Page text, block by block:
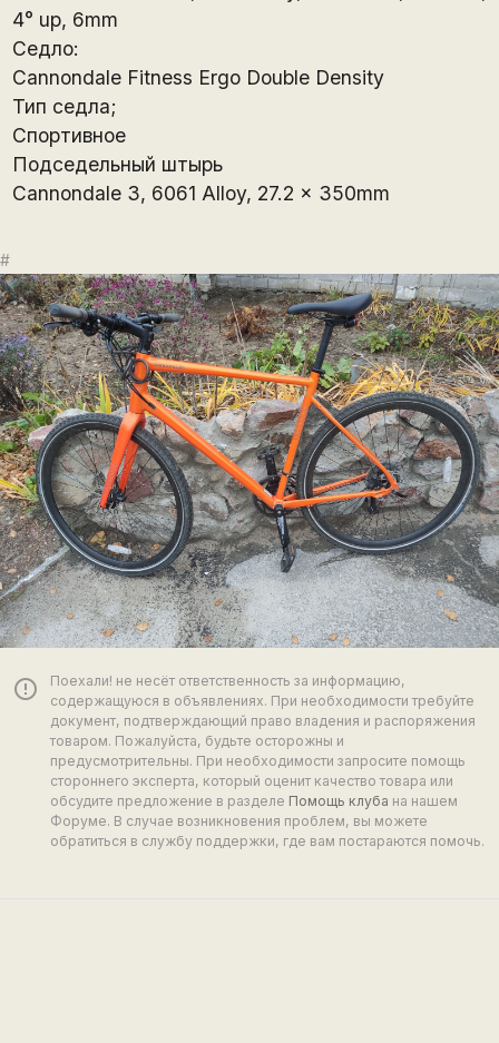
4° up, 6mm
Седло:
Cannondale Fitness Ergo Double Density
Тип седла;
Спортивное
Подседельный штырь
Cannondale 3, 6061 Alloy, 27.2 x 350mm
#
error_outline
Поехали! не несёт ответственность за информацию,
содержащуюся в объявлениях. При необходимости требуйте
документ, подтверждающий право владения и распоряжения
товаром. Пожалуйста, будьте осторожны и
предусмотрительны. При необходимости запросите помощь
стороннего эксперта, который оценит качество товара или
обсудите предложение в разделе Помощь клуба на нашем
Форуме. В случае возникновения проблем, вы можете
обратиться в службу поддержки, где вам постараются помочь.